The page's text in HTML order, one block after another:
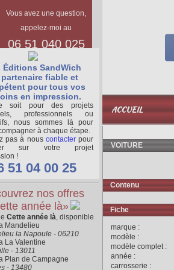
ACCUEIL
Vous avez une question,
appelez-moi au
06 51 040 025
VOITURE
Contenu
Fiche
marque :
modèle :
modèle complet :
année :
carrosserie :
Éditions SandWich
fiable et
pour tous vos
en impression.
soit pour des projets
professionnels ou
nous sommes là pour
à chaque étape.
pas à nous contacterpour
sur votre projet
!
51 04 00 25
nos offres
année là»
Cette année là, disponible
Mandelieu
la Napoule - 06210
La Valentine
- 13011
Plan de Campagne
- 13480